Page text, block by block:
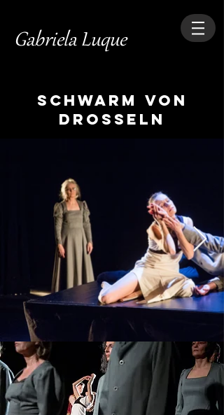
Gabriela Luque
Schwarm von
Drosseln